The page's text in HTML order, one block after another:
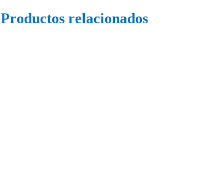
Productos relacionados